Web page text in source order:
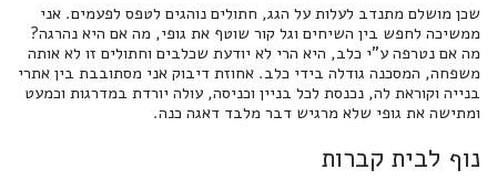
שכן מושלם מתנדב לעלות על הגג, חתולים נוהגים לטפס לפעמים. אני
ממשיכה לחפש בין השיחים וגל קור שוטף את גופי, מה אם היא נהרגה?
מה אם נטרפה ע"י כלב, היא הרי לא יודעת שכלבים וחתולים זו לא אותה
משפחה, המסכנה גודלה בידי כלב. אחוזת דיבוק אני מסתובבת בין אתרי
בנייה וקוראת לה, נכנסת לכל בניין וכניסה, עולה יורדת במדרגות וכמעט
ומתישה את גופי שלא מרגיש דבר מלבד דאגה כנה.
נוף לבית קברות